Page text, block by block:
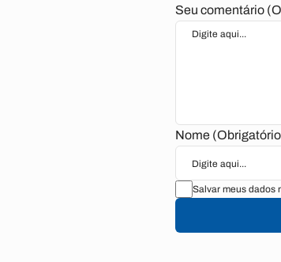
Seu comentário
Nome
Salvar meus dados